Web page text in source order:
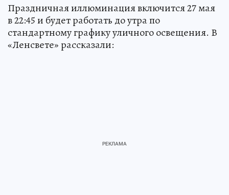
Праздничная иллюминация включится 27 мая
в 22:45 и будет работать до утра по
стандартному графику уличного освещения. В
«Ленсвете» рассказали: